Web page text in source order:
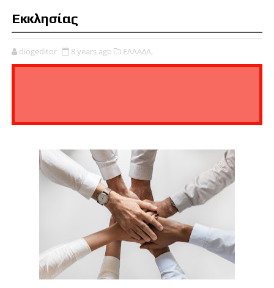
Εκκλησίας
diogeditor 8 years ago ΕΛΛΑΔΑ,